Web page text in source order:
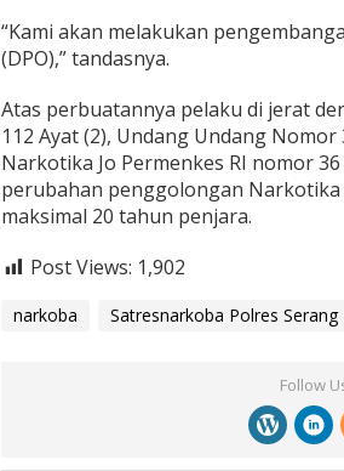
“Kami akan melakukan
(DPO),” tandasnya.
Atas perbuatannya pelaku di jerat
112 Ayat (2), Undang Undang
Narkotika Jo Permenkes RI nomor
perubahan penggolongan
maksimal 20 tahun penjara.
Post Views: 1,902
narkoba Satresnarkoba Polres Serang
Follow